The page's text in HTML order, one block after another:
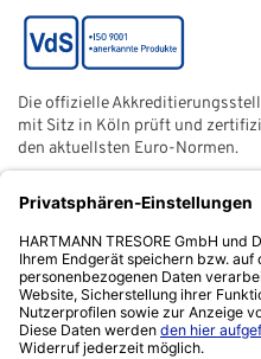
Die offizielle
mit Sitz in Köln prüft und
den aktuellsten Euro-Normen.
Der ECB (European
unabhängige
Systems Association e. V.